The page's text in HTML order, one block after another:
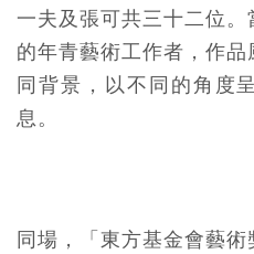
一夫及張可共三十二位
的年青藝術工作者，作
同背景，以不同的角度
息。
同場，「東方基金會藝